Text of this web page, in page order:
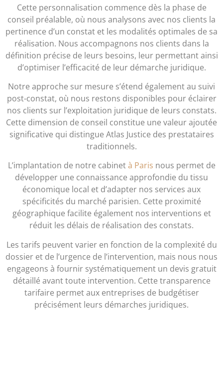
Cette personnalisation commence dès la phase de
conseil préalable, où nous analysons avec nos clients la
pertinence d’un constat et les modalités optimales de sa
réalisation. Nous accompagnons nos clients dans la
définition précise de leurs besoins, leur permettant ainsi
d’optimiser l’efficacité de leur démarche juridique.
Notre approche sur mesure s’étend également au suivi
post-constat, où nous restons disponibles pour éclairer
nos clients sur l’exploitation juridique de leurs constats.
Cette dimension de conseil constitue une valeur ajoutée
significative qui distingue Atlas Justice des prestataires
traditionnels.
L’implantation de notre cabinet à Paris nous permet de
développer une connaissance approfondie du tissu
économique local et d’adapter nos services aux
spécificités du marché parisien. Cette proximité
géographique facilite également nos interventions et
réduit les délais de réalisation des constats.
Les tarifs peuvent varier en fonction de la complexité du
dossier et de l’urgence de l’intervention, mais nous nous
engageons à fournir systématiquement un devis gratuit
détaillé avant toute intervention. Cette transparence
tarifaire permet aux entreprises de budgétiser
précisément leurs démarches juridiques.